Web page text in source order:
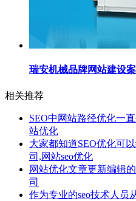
瑞安机械品牌网站建设
相关推荐
SEO中网站路径优化一
站优化
大家都知道SEO优化可
司,网站seo优化
网站优化文章更新编辑
司
作为专业的seo技术人员